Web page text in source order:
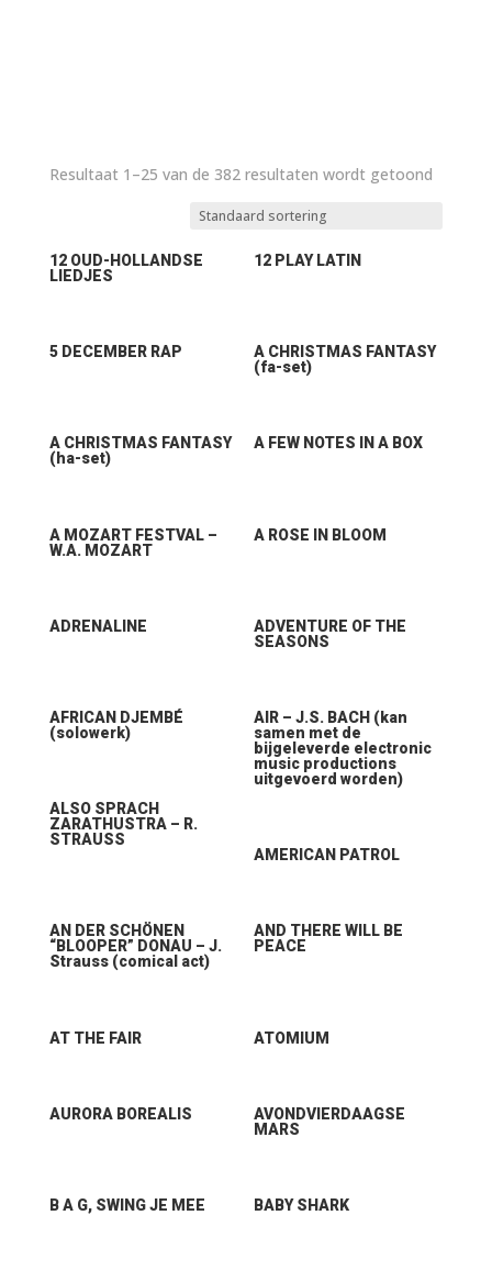
Resultaat 1–25 van de 382 resultaten wordt getoond
12 OUD-HOLLANDSE
LIEDJES
12 PLAY LATIN
5 DECEMBER RAP
A CHRISTMAS FANTASY
(fa-set)
A CHRISTMAS FANTASY
(ha-set)
A FEW NOTES IN A BOX
A MOZART FESTVAL –
W.A. MOZART
A ROSE IN BLOOM
ADRENALINE
ADVENTURE OF THE
SEASONS
AFRICAN DJEMBÉ
(solowerk)
AIR – J.S. BACH (kan
samen met de
bijgeleverde electronic
music productions
uitgevoerd worden)
ALSO SPRACH
ZARATHUSTRA – R.
STRAUSS
AMERICAN PATROL
AN DER SCHÖNEN
“BLOOPER” DONAU – J.
Strauss (comical act)
AND THERE WILL BE
PEACE
AT THE FAIR ATOMIUM
AURORA BOREALIS
AVONDVIERDAAGSE
MARS
B A G, SWING JE MEE BABY SHARK